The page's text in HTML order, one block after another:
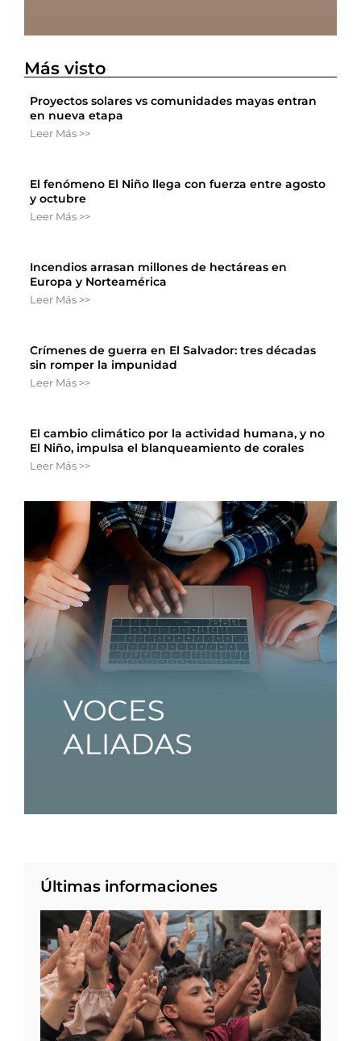
Más visto
Proyectos solares vs comunidades mayas entran
en nueva etapa
Leer Más >>
El fenómeno El Niño llega con fuerza entre agosto
y octubre
Leer Más >>
Incendios arrasan millones de hectáreas en
Europa y Norteamérica
Leer Más >>
Crímenes de guerra en El Salvador: tres décadas
sin romper la impunidad
Leer Más >>
El cambio climático por la actividad humana, y no
El Niño, impulsa el blanqueamiento de corales
Leer Más >>
Últimas informaciones